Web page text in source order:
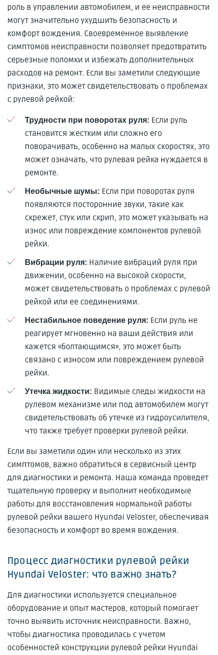
роль в управлении автомобилем, и ее неисправности
могут значительно ухудшить безопасность и
комфорт вождения. Своевременное выявление
симптомов неисправности позволяет предотвратить
серьезные поломки и избежать дополнительных
расходов на ремонт. Если вы заметили следующие
признаки, это может свидетельствовать о проблемах
с рулевой рейкой:
Трудности при поворотах руля: Если руль
становится жестким или сложно его
поворачивать, особенно на малых скоростях, это
может означать, что рулевая рейка нуждается в
ремонте.
Необычные шумы: Если при поворотах руля
появляются посторонние звуки, такие как
скрежет, стук или скрип, это может указывать на
износ или повреждение компонентов рулевой
рейки.
Вибрации руля: Наличие вибраций руля при
движении, особенно на высокой скорости,
может свидетельствовать о проблемах с рулевой
рейкой или ее соединениями.
Нестабильное поведение руля: Если руль не
реагирует мгновенно на ваши действия или
кажется «болтающимся», это может быть
связано с износом или повреждением рулевой
рейки.
Утечка жидкости: Видимые следы жидкости на
рулевом механизме или под автомобилем могут
свидетельствовать об утечке из гидроусилителя,
что также требует проверки рулевой рейки.
Если вы заметили один или несколько из этих
симптомов, важно обратиться в сервисный центр
для диагностики и ремонта. Наша команда проведет
тщательную проверку и выполнит необходимые
работы для восстановления нормальной работы
рулевой рейки вашего Hyundai Veloster, обеспечивая
безопасность и комфорт во время вождения.
Процесс диагностики рулевой рейки
Hyundai Veloster: что важно знать?
Для диагностики используется специальное
оборудование и опыт мастеров, который помогает
точно выявить источник неисправности. Важно,
чтобы диагностика проводилась с учетом
особенностей конструкции рулевой рейки Hyundai